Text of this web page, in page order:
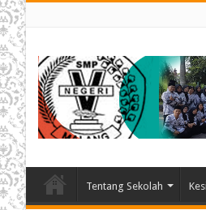
Tentang Sekolah